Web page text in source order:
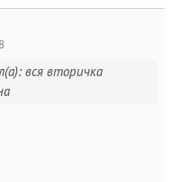
вся вторичка